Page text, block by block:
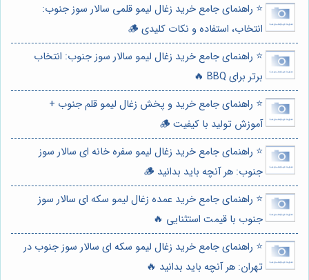
⭐️ راهنمای جامع خرید زغال لیمو قلمی سالار سوز جنوب:
انتخاب، استفاده و نکات کلیدی 🪵
⭐️ راهنمای جامع خرید زغال لیمو سالار سوز جنوب: انتخاب
برتر برای BBQ 🔥
⭐️ راهنمای جامع خرید و پخش زغال لیمو قلم جنوب +
آموزش تولید با کیفیت 🪵
⭐️ راهنمای جامع خرید زغال لیمو سفره خانه ای سالار سوز
جنوب: هر آنچه باید بدانید 🪵
⭐️ راهنمای جامع خرید عمده زغال لیمو سکه ای سالار سوز
جنوب با قیمت استثنایی 🔥
⭐️ راهنمای جامع خرید زغال لیمو سکه ای سالار سوز جنوب در
تهران: هر آنچه باید بدانید 🔥